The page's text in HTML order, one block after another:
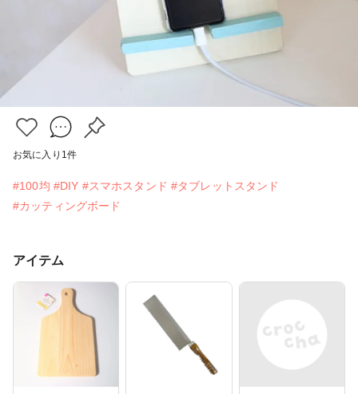
お気に入り 1 件
#100均 #DIY #スマホスタンド #タブレットスタンド
#カッティングボード
アイテム